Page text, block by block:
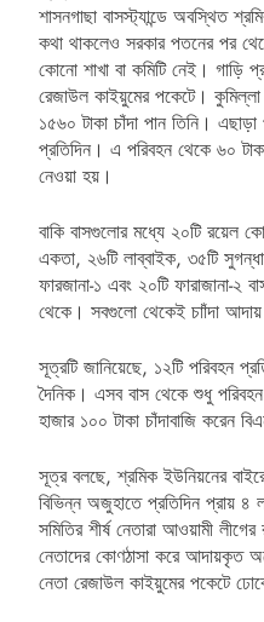
শাসনগাছা বাসস্ট্যান্ডে অবস্থিত
কথা থাকলেও সরকার পতনের পর
কোনো শাখা বা কমিটি নেই। গাড়ি
রেজাউল কাইয়ুমের পকেটে। কুমিল্লা
১৫৬০ টাকা চাঁদা পান তিনি। এছাড়া
প্রতিদিন। এ পরিবহন থেকে ৬০
নেওয়া হয়।
বাকি বাসগুলোর মধ্যে ২০টি রয়েল
একতা, ২৬টি লাব্বাইক, ৩৫টি
ফারজানা-১ এবং ২০টি ফারাজানা-২
থেকে। সবগুলো থেকেই চাাঁদা
সূত্রটি জানিয়েছে, ১২টি পরিবহন
দৈনিক। এসব বাস থেকে শুধু
হাজার ১০০ টাকা চাঁদাবাজি করেন
সূত্র বলছে, শ্রমিক ইউনিয়নের
বিভিন্ন অজুহাতে প্রতিদিন প্রায়
সমিতির শীর্ষ নেতারা আওয়ামী
নেতাদের কোণঠাসা করে আদায়কৃত
নেতা রেজাউল কাইয়ুমের পকেটে